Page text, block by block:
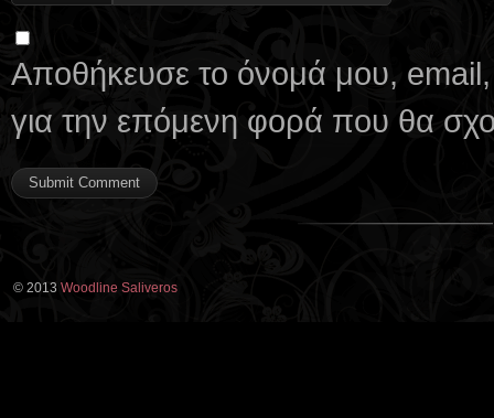
Αποθήκευσε το όνομά μου, email,
για την επόμενη φορά που θα
© 2013 Woodline Saliveros